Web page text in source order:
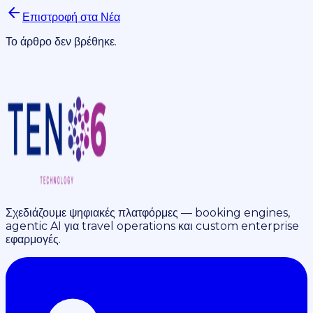
arrow_back Επιστροφή στα Νέα
Το άρθρο δεν βρέθηκε.
Σχεδιάζουμε ψηφιακές πλατφόρμες — booking engines,
agentic AI για travel operations και custom enterprise
εφαρμογές.